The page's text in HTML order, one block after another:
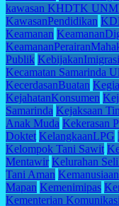
kawasan KHDTK
KawasanPendidikan
Keamanan
Publik KebijakanImigrasi
Kecamatan Samarinda
KecerdasanBuatan
KejahatanKonsumen
Samarinda Kejaksaan
Anak Muda Kekerasan
Doktet KelangkaanLPG
Kelompok Tani Sawit
Mentawir Kelurahan
Tani Aman Kemanusiaan
Mapan Kemenimipas
Kementerian